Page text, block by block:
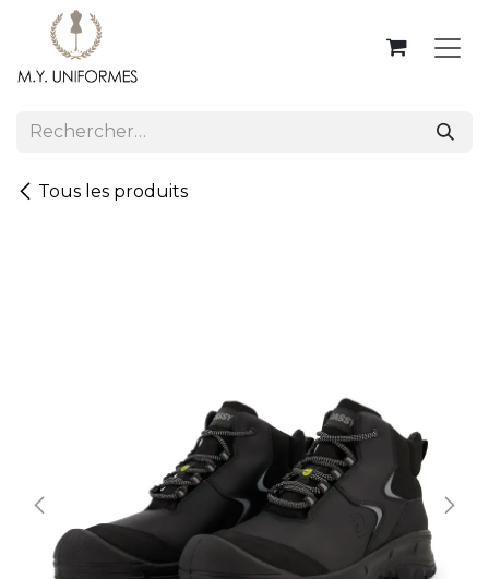
Se rendre au contenu
Tous les produits